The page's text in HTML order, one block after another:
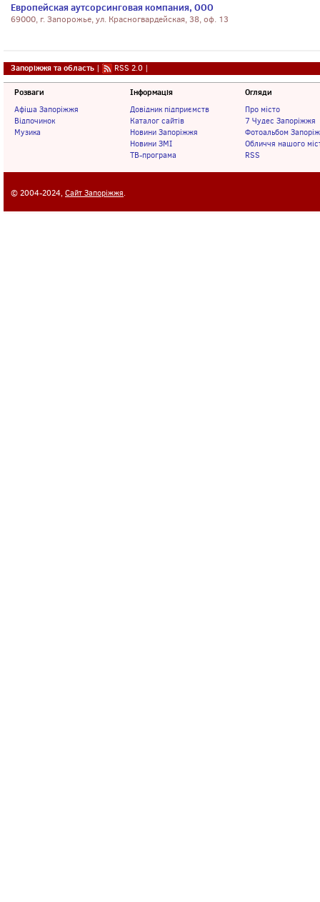
Европейская аутсорсинговая компания, ООО
69000, г. Запорожье, ул. Красногвардейская, 38, оф. 13
Запоріжжя та область | RSS 2.0 |
Розваги
Афіша Запоріжжя
Відпочинок
Музика
Інформація
Довідник підприємств
Каталог сайтів
Новини Запоріжжя
Новини ЗМІ
ТВ-програма
Огляди
Про місто
7 Чудес Запоріжжя
Фотоальбом
Обличчя нашого
RSS
© 2004-2024, Сайт Запоріжжя.